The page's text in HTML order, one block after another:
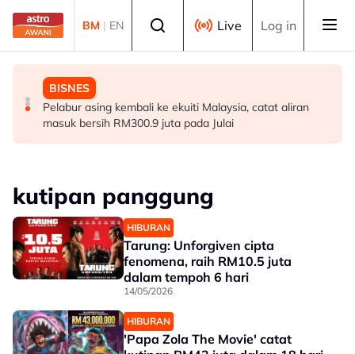
Skip to main content
BM | EN Live Log in
DUNIA
Jerman naikkan anggaran kematian berkaitan haba
kepada hampir 12,000
MALAYSIA
Pendekatan menyeluruh bagi Malaysia bersedia hadapi
demensia menjelang 2030 - Hanifah
BISNES
Pelabur asing kembali ke ekuiti Malaysia, catat aliran
masuk bersih RM300.9 juta pada Julai
kutipan panggung
HIBURAN
Tarung: Unforgiven cipta
fenomena, raih RM10.5 juta
dalam tempoh 6 hari
14/05/2026
HIBURAN
'Papa Zola The Movie' catat